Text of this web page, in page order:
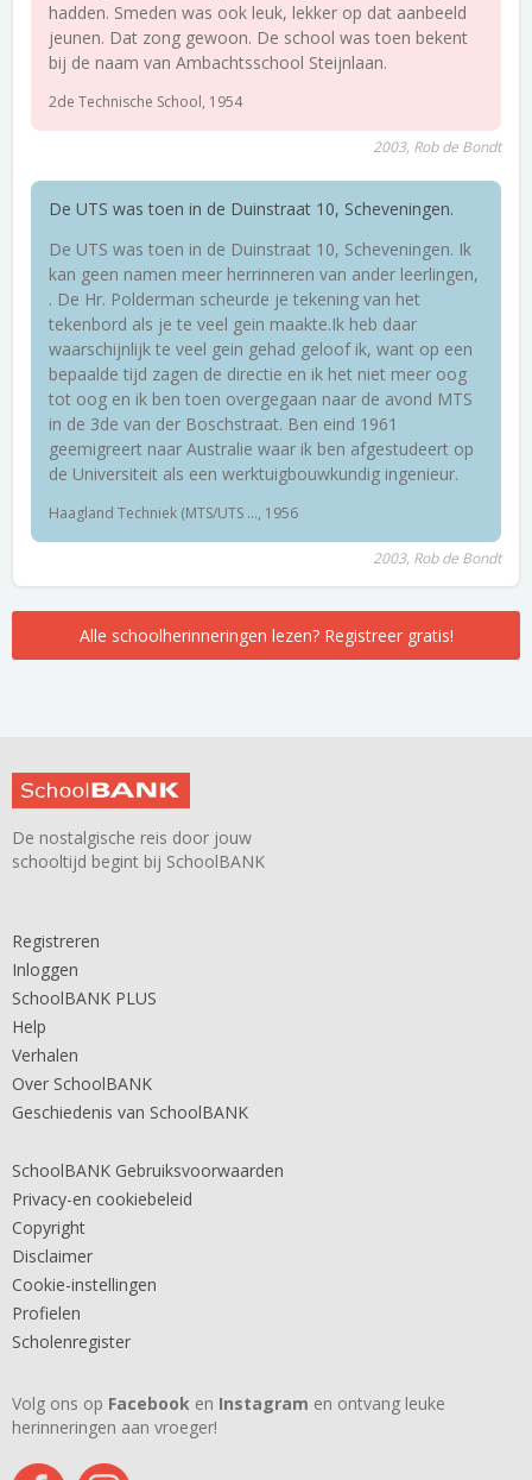
hadden. Smeden was ook leuk, lekker op dat aanbeeld
jeunen. Dat zong gewoon. De school was toen bekent
bij de naam van Ambachtsschool Steijnlaan.
2de Technische School, 1954
2003, Rob de Bondt
De UTS was toen in de Duinstraat 10, Scheveningen.
De UTS was toen in de Duinstraat 10, Scheveningen. Ik
kan geen namen meer herrinneren van ander leerlingen,
. De Hr. Polderman scheurde je tekening van het
tekenbord als je te veel gein maakte.Ik heb daar
waarschijnlijk te veel gein gehad geloof ik, want op een
bepaalde tijd zagen de directie en ik het niet meer oog
tot oog en ik ben toen overgegaan naar de avond MTS
in de 3de van der Boschstraat. Ben eind 1961
geemigreert naar Australie waar ik ben afgestudeert op
de Universiteit als een werktuigbouwkundig ingenieur.
Haagland Techniek (MTS/UTS ..., 1956
2003, Rob de Bondt
Alle schoolherinneringen lezen? Registreer gratis!
De nostalgische reis door jouw
schooltijd begint bij SchoolBANK
Registreren
Inloggen
SchoolBANK PLUS
Help
Verhalen
Over SchoolBANK
Geschiedenis van SchoolBANK
SchoolBANK Gebruiksvoorwaarden
Privacy-en cookiebeleid
Copyright
Disclaimer
Cookie-instellingen
Profielen
Scholenregister
Volg ons op Facebook en Instagram en ontvang leuke
herinneringen aan vroeger!